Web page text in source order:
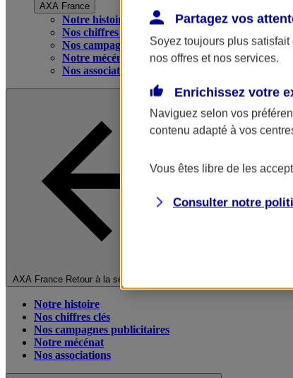
AXA France
Notre histoire
Nos chiffres clés
Nos campagnes publicitaires
Notre mécénat
Nos associations
AXA France Retour à la section précédente
Notre histoire
Nos chiffres clés
Nos campagnes publicitaires
Notre mécénat
Nos associations
Partagez vos
Soyez toujours plus
nos offres et nos services.
Enrichissez votre
Naviguez selon vos
contenu adapté à vos
Vous êtes libre de les
Consulter notre